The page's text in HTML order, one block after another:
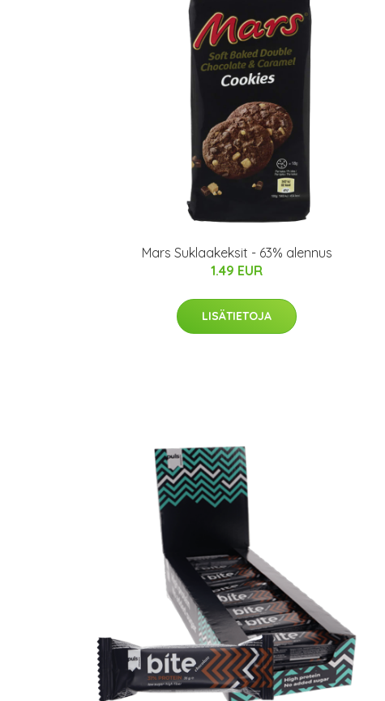
Mars Suklaakeksit - 63% alennus
1.49 EUR
LISÄTIETOJA